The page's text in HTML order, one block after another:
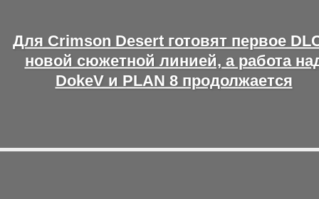
Для Crimson Desert готовят первое
новой сюжетной линией, а работа
DokeV и PLAN 8 продолжается